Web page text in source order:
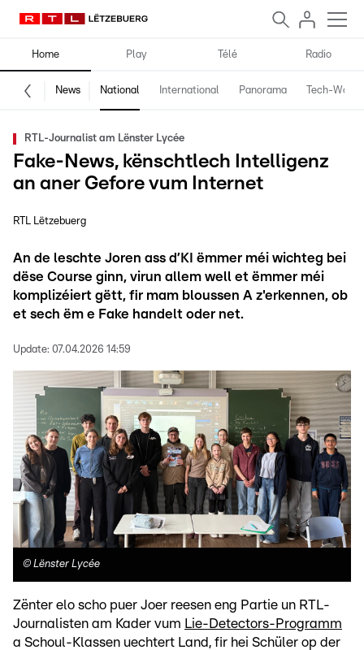
Home Play Télé Radio
News National International Panorama Tech-World
RTL-Journalist am Lënster Lycée
Fake-News, kënschtlech Intelligenz
an aner Gefore vum Internet
RTL Lëtzebuerg
An de leschte Joren ass d’KI ëmmer méi wichteg bei
dëse Course ginn, virun allem well et ëmmer méi
komplizéiert gëtt, fir mam bloussen A z'erkennen, ob
et sech ëm e Fake handelt oder net.
Update: 07.04.2026 14:59
© Lënster Lycée
Zënter elo scho puer Joer reesen eng Partie un RTL-
Journalisten am Kader vum Lie-Detectors-Programm
a Schoul-Klassen uechtert Land, fir hei Schüler op der